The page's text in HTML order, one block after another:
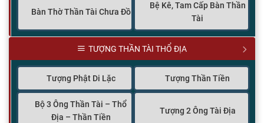
Bàn Thờ Thần Tài Chưa Đồ
Bệ Kê, Tam Cấp Bàn Thần
Tài
TƯỢNG THẦN TÀI THỔ ĐỊA
Tượng Phật Di Lặc Tượng Thần Tiền
Bộ 3 Ông Thần Tài – Thổ
Địa – Thần Tiền
Tượng 2 Ông Tài Địa